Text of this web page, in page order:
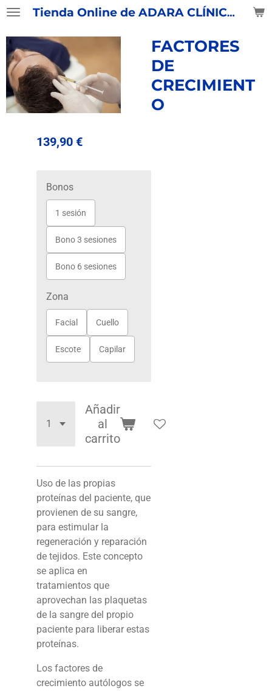
Ir
contenido
principal
Tienda Online de ADARA CLÍNICAS
FACTORES
DE
CRECIMIENT
O
139,90 €
Bonos
1 sesión
Bono 3 sesiones
Bono 6 sesiones
Zona
Facial Cuello
Escote Capilar
Añadir
al
carrito
Uso de las propias
proteínas del paciente, que
provienen de su sangre,
para estimular la
regeneración y reparación
de tejidos. Este concepto
se aplica en
tratamientos que
aprovechan las plaquetas
de la sangre del propio
paciente para liberar estas
proteínas.
Los factores de
crecimiento autólogos se